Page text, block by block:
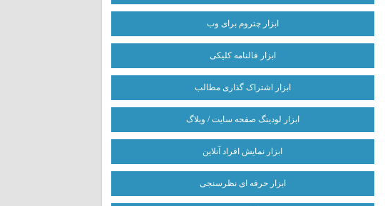
ابزار چتروم برای وب
ابزار فالنامه کلیکی
ابزار اشتراک گذاری مطالب
ابزار لودینگ صفحه سایت / وبلاگ
ابزار نمایش افراد آنلاین
ابزار حرفه ای نظرسنجی